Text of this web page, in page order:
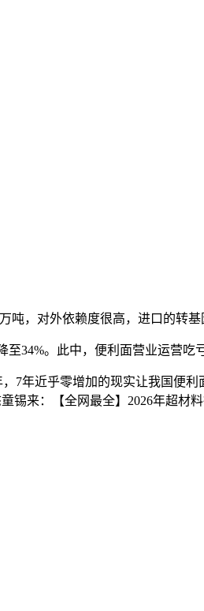
，对外依赖度很高，进口的转基
。此中，便利面营业运营吃亏
近乎零增加的现实让我国便利
锡来：【全网最全】2026年超材